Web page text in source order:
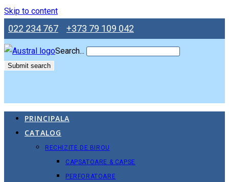
Skip to content
022 234 767 +373 79 109 042
Search...
Submit search
PRINCIPALA
CATALOG
RECHIZITE DE BIROU
CAPSATOARE & CAPSE
PERFORATOARE